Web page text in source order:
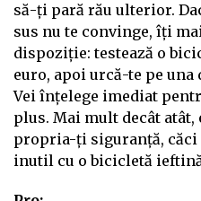
să-ți pară rău ulterior.
sus nu te convinge, îți
dispoziție: testează o
euro, apoi urcă-te pe una
Vei înțelege imediat
plus. Mai mult decât atât,
propria-ți siguranță,
inutil cu o bicicletă